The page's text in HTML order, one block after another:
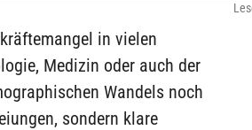
in vielen
Medizin oder auch der
Wandels noch
sondern klare